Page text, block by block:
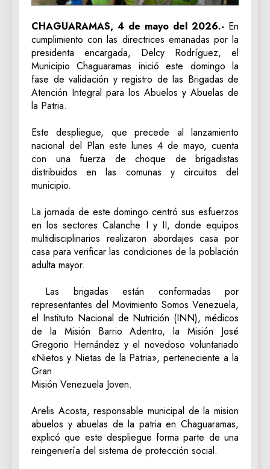
CHAGUARAMAS, 4 de mayo del 2026.- En
cumplimiento con las directrices emanadas por la
presidenta encargada, Delcy Rodríguez, el
Municipio Chaguaramas inició este domingo la
fase de validación y registro de las Brigadas de
Atención Integral para los Abuelos y Abuelas de
la Patria.
‎Este despliegue, que precede al lanzamiento
nacional del Plan este lunes 4 de mayo, cuenta
con una fuerza de choque de brigadistas
distribuidos en las comunas y circuitos del
municipio.
‎La jornada de este domingo centró sus esfuerzos
en los sectores Calanche I y II, donde equipos
multidisciplinarios realizaron abordajes casa por
casa para verificar las condiciones de la población
adulta mayor.
‎ Las brigadas están conformadas por
representantes del Movimiento Somos Venezuela,
el Instituto Nacional de Nutrición (INN), médicos
de la Misión Barrio Adentro, la Misión José
Gregorio Hernández y el novedoso voluntariado
«Nietos y Nietas de la Patria», perteneciente a la
Gran
‎Misión Venezuela Joven.
‎Arelis Acosta, responsable municipal de la mision
abuelos y abuelas de la patria en Chaguaramas,
explicó que este despliegue forma parte de una
reingeniería del sistema de protección social.